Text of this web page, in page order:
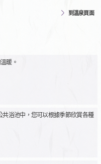
到溫泉頁面
暖。
共浴池中，您可以根據季節欣賞各種